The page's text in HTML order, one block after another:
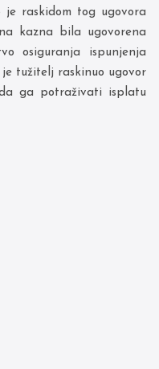
raskidom tog ugovora
kazna bila ugovorena
osiguranja ispunjenja
tužitelj raskinuo ugovor
ga potraživati isplatu